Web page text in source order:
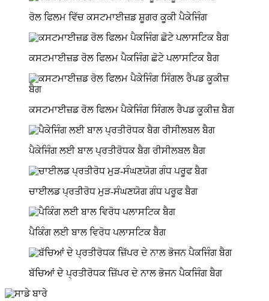
ਰੋਲ ਫਿਲਮ ਵਿੱਚ ਕਸਟਮਾਈਜ਼ਡ ਸ਼ੂਗਰ ਕੂਕੀ ਪੈਕੇਜਿੰਗ
ਕਸਟਮਾਈਜ਼ਡ ਰੋਲ ਫਿਲਮ ਪੈਕਜਿੰਗ ਛੋਟੇ ਪਲਾਸਟਿਕ ਬੈਗ
ਕਸਟਮਾਈਜ਼ਡ ਰੋਲ ਫਿਲਮ ਪੈਕੇਜਿੰਗ ਸਿੰਗਲ ਰੈਪਡ ਕੂਕੀਜ਼ ਬੈਗ
ਪੈਕੇਜਿੰਗ ਲਈ ਬਾਲ ਪ੍ਰਤੀਰੋਧਕ ਬੈਗ ਰੀਸੀਲਬਲ ਬੈਗ
ਚਾਈਲਡ ਪ੍ਰਤੀਰੋਧ ਮੁੜ-ਸੰਘਣਯੋਗ ਗੰਧ ਪਰੂਫ ਬੈਗ
ਪੈਕਿੰਗ ਲਈ ਬਾਲ ਵਿਰੋਧ ਪਲਾਸਟਿਕ ਬੈਗ
ਬੱਚਿਆਂ ਦੇ ਪ੍ਰਤੀਰੋਧਕ ਜ਼ਿੱਪਰ ਦੇ ਨਾਲ ਭੋਜਨ ਪੈਕਜਿੰਗ ਬੈਗ